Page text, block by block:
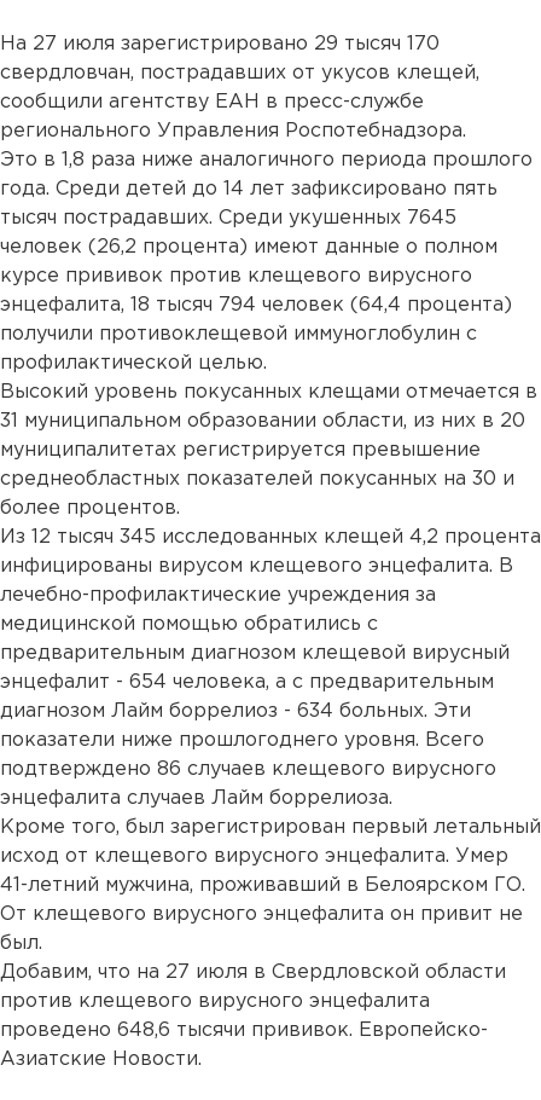
На 27 июля зарегистрировано 29 тысяч 170
свердловчан, пострадавших от укусов клещей,
сообщили агентству ЕАН в пресс-службе
регионального Управления Роспотебнадзора.
Это в 1,8 раза ниже аналогичного периода прошлого
года. Среди детей до 14 лет зафиксировано пять
тысяч пострадавших. Среди укушенных 7645
человек (26,2 процента) имеют данные о полном
курсе прививок против клещевого вирусного
энцефалита, 18 тысяч 794 человек (64,4 процента)
получили противоклещевой иммуноглобулин с
профилактической целью.
Высокий уровень покусанных клещами отмечается в
31 муниципальном образовании области, из них в 20
муниципалитетах регистрируется превышение
среднеобластных показателей покусанных на 30 и
более процентов.
Из 12 тысяч 345 исследованных клещей 4,2 процента
инфицированы вирусом клещевого энцефалита. В
лечебно-профилактические учреждения за
медицинской помощью обратились с
предварительным диагнозом клещевой вирусный
энцефалит - 654 человека, а с предварительным
диагнозом Лайм боррелиоз - 634 больных. Эти
показатели ниже прошлогоднего уровня. Всего
подтверждено 86 случаев клещевого вирусного
энцефалита случаев Лайм боррелиоза.
Кроме того, был зарегистрирован первый летальный
исход от клещевого вирусного энцефалита. Умер
41-летний мужчина, проживавший в Белоярском ГО.
От клещевого вирусного энцефалита он привит не
был.
Добавим, что на 27 июля в Свердловской области
против клещевого вирусного энцефалита
проведено 648,6 тысячи прививок. Европейско-
Азиатские Новости.